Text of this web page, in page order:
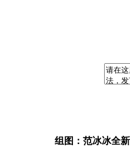
组图：范冰冰全